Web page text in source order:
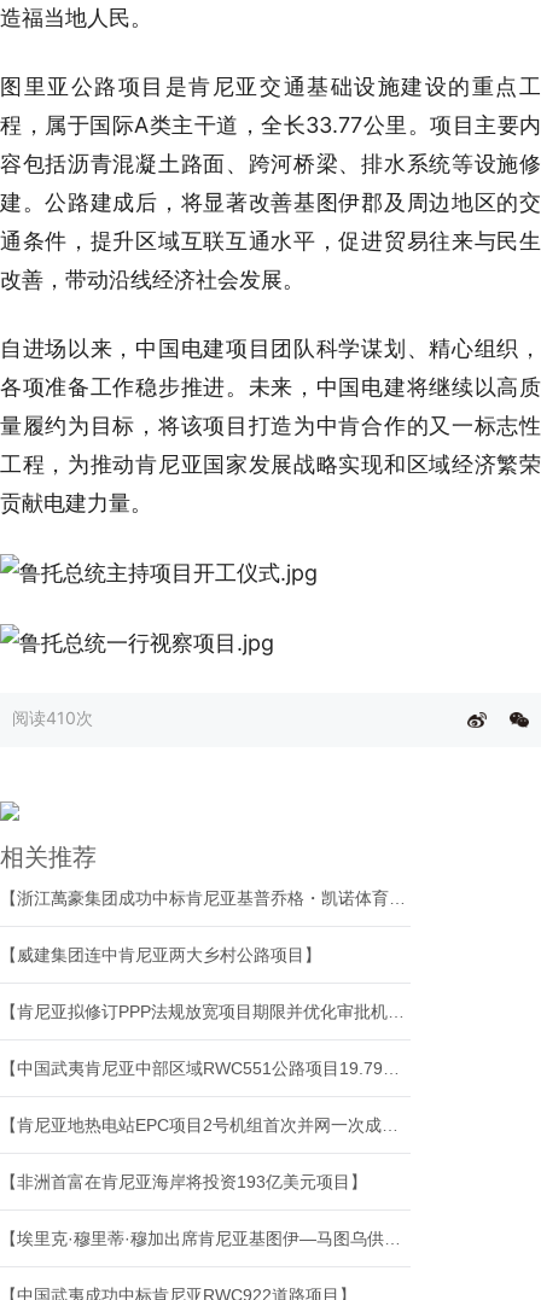
造福当地人民。
图里亚公路项目是肯尼亚交通基础设施建设的重点工
程，属于国际A类主干道，全长33.77公里。项目主要内
容包括沥青混凝土路面、跨河桥梁、排水系统等设施修
建。公路建成后，将显著改善基图伊郡及周边地区的交
通条件，提升区域互联互通水平，促进贸易往来与民生
改善，带动沿线经济社会发展。
自进场以来，中国电建项目团队科学谋划、精心组织，
各项准备工作稳步推进。未来，中国电建将继续以高质
量履约为目标，将该项目打造为中肯合作的又一标志性
工程，为推动肯尼亚国家发展战略实现和区域经济繁荣
贡献电建力量。
阅读410次
相关推荐
【浙江萬豪集团成功中标肯尼亚基普乔格・凯诺体育场项目】
【威建集团连中肯尼亚两大乡村公路项目】
【肯尼亚拟修订PPP法规放宽项目期限并优化审批机制】
【中国武夷肯尼亚中部区域RWC551公路项目19.79公里路段圆满通过移交验收】
【肯尼亚地热电站EPC项目2号机组首次并网一次成功】
【非洲首富在肯尼亚海岸将投资193亿美元项目】
【埃里克·穆里蒂·穆加出席肯尼亚基图伊—马图乌供水与环境卫生项目开工典礼】
【中国武夷成功中标肯尼亚RWC922道路项目】